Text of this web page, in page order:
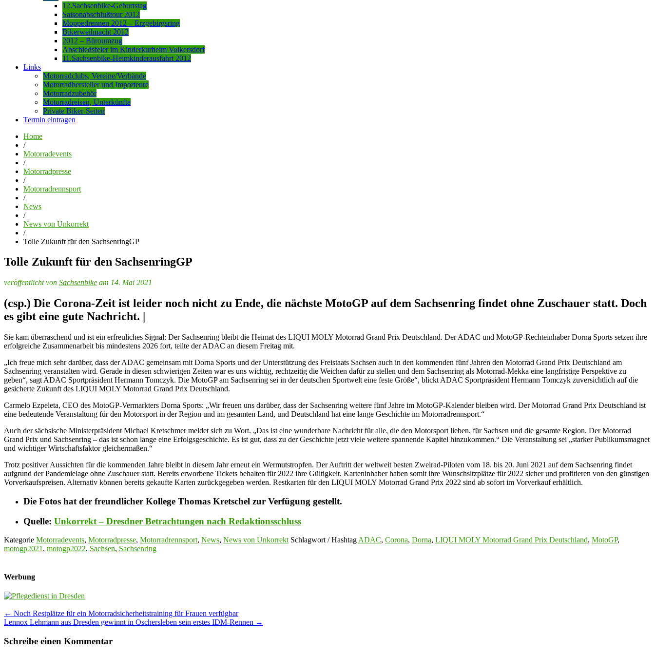
12.Sachsenbike-Geburtstag
Saisonabschlußtour 2012
Moppedrennen 2012 – Erzgebirgsring
Bikerweihnacht 2012
2012 – Büroumzug
Abschiedsfeier im Kinderkurheim Volkersdorf
11.Sachsenbike-Heimkinderausfahrt 2012
Links
Motorradclubs, Vereine/Verbände
Motorradhersteller und Importeure
Motorradzubehör
Motorradreisen, Unterkünfte
Private Biker-Seiten
Termin eintragen
Home
/
Motorradevents
/
Motorradpresse
/
Motorradrennsport
/
News
/
News von Unkorrekt
/
Tolle Zukunft für den SachsenringGP
Tolle Zukunft für den SachsenringGP
veröffentlicht von Sachsenbike am 14. Mai 2021
(csp.) Die Corona-Zeit ist leider noch nicht zu Ende, die nächste MotoGP auf dem Sachsenring findet ohne Zuschauer statt. Doch
es gibt eine gute Nachricht. |
Sie kam überraschend und ist ein erfreuliches Signal: Der Sachsenring bleibt die Heimat des LIQUI MOLY Motorrad Grand Prix Deutschland. Der ADAC und MotoGP-Rechteinhaber Dorna Sports setzen ihre
erfolgreiche Zusammenarbeit bis mindestens 2026 fort, teilte der ADAC an diesem Freitag mit.
„Ich freue mich sehr darüber, dass der ADAC gemeinsam mit Dorna Sports und der Unterstützung des Freistaats Sachsen auch in den kommenden fünf Jahren den Motorrad Grand Prix Deutschland am
Sachsenring veranstalten wird. Gerade in diesen schwierigen Zeiten war es uns wichtig, rechtzeitig die Weichen dafür zu stellen und dem Sachsenring als Motorrad-Mekka eine langfristige Perspektive zu
geben“, sagt ADAC Sportpräsident Hermann Tomczyk. Die MotoGP am Sachsenring sei in der deutschen Sportwelt eine feste Größe“, blickt ADAC Sportpräsident Hermann Tomczyk zuversichtlich auf die
gesicherte Zukunft des LIQUI MOLY Motorrad Grand Prix Deutschland.
Carmelo Ezpeleta, CEO des MotoGP-Vermarkters Dorna Sports: „Wir freuen uns darüber, dass der Sachsenring weitere fünf Jahre im MotoGP-Kalender bleiben wird. Der Motorrad Grand Prix Deutschland ist
eine bedeutende Veranstaltung für den Motorsport in der Region und im gesamten Land, und Deutschland hat eine lange Geschichte im Motorradrennsport.“
Auch der sächsische Ministerpräsident Michael Kretschmer meldet sich zu Wort. „Das ist eine wunderbare Nachricht für alle, die den Motorsport lieben, für Sachsen und die gesamte Region. Der Motorrad
Grand Prix und Sachsenring – das ist schon lange eine Erfolgsgeschichte. Es ist gut, dass zu der Geschichte jetzt viele weitere spannende Kapitel hinzukommen.“ Die Veranstaltung sei „starker Publikumsmagnet
und wichtiger Wirtschaftsfaktor gleichermaßen.“
Trotz positiver Aussichten für die kommenden Jahre bleibt in diesem Jahr erneut ein Wermutstropfen. Der Auftritt der weltweit besten Zweirad-Piloten vom 18. bis 20. Juni 2021 auf dem Sachsenring findet
aufgrund der Pandemielage ohne Zuschauer statt. Bereits erworbene Tickets behalten für 2022 ihre Gültigkeit. Karteninhaber haben somit ihre Wunschsitzplätze für 2022 sicher und profitieren von den günstigen
Vorverkaufspreisen. Alternativ können bereits gekaufte Karten zurückgegeben werden. Restkarten für den LIQUI MOLY Motorrad Grand Prix 2022 sind ab sofort im Vorverkauf erhältlich.
Die Fotos hat der freundlicher Kollege Thomas Kretschel zur Verfügung gestellt.
Quelle: Unkorrekt – Dresdner Betrachtungen nach Redaktionsschluss
Kategorie Motorradevents, Motorradpresse, Motorradrennsport, News, News von Unkorrekt Schlagwort / Hashtag ADAC, Corona, Dorna, LIQUI MOLY Motorrad Grand Prix Deutschland, MotoGP,
motogp2021 , motogp2022, Sachsen, Sachsenring
Werbung
Post
navigation
← Noch Restplätze für ein Motorradsicherheitstraining für Frauen verfügbar
Lennox Lehmann aus Dresden gewinnt in Oschersleben sein erstes IDM-Rennen →
Schreibe einen Kommentar